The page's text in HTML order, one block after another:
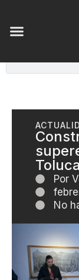
Toluca
Por
No